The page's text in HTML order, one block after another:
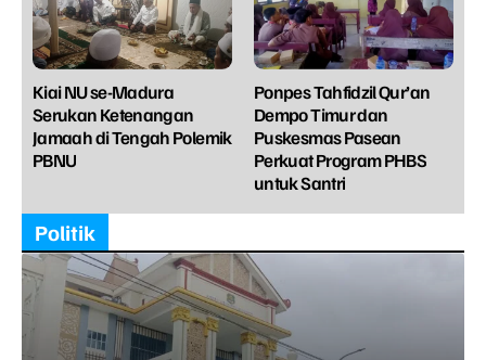
Kiai NU se-Madura
Serukan Ketenangan
Jamaah di Tengah Polemik
PBNU
Ponpes Tahfidzil Qur’an
Dempo Timur dan
Puskesmas Pasean
Perkuat Program PHBS
untuk Santri
Politik